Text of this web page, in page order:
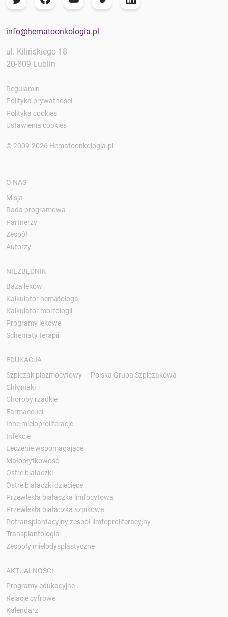
info@hematoonkologia.pl
ul. Kilińskiego 18
20-809 Lublin
Regulamin
Polityka prywatności
Polityka cookies
Ustawienia cookies
© 2009-2026 Hematoonkologia.pl
O NAS
Misja
Rada programowa
Partnerzy
Zespół
Autorzy
NIEZBĘDNIK
Baza leków
Kalkulator hematologa
Kalkulator morfologii
Programy lekowe
Schematy terapii
EDUKACJA
Szpiczak plazmocytowy — Polska Grupa Szpiczakowa
Chłoniaki
Choroby rzadkie
Farmaceuci
Inne mieloproliferacje
Infekcje
Leczenie wspomagające
Małopłytkowość
Ostre białaczki
Ostre białaczki dziecięce
Przewlekła białaczka limfocytowa
Przewlekła białaczka szpikowa
Potransplantacyjny zespół limfoproliferacyjny
Transplantologia
Zespoły mielodysplastyczne
AKTUALNOŚCI
Programy edukacyjne
Relacje cyfrowe
Kalendarz